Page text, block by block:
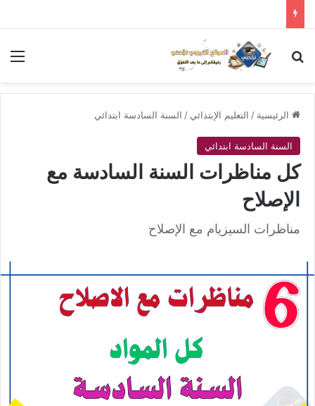
بحث عن
الرئيسية / التعليم الإبتدائي / السنة السادسة ابتدائي
السنة السادسة ابتدائي
كل مناظرات السنة السادسة مع
الإصلاح
مناظرات السيزيام مع الإصلاح